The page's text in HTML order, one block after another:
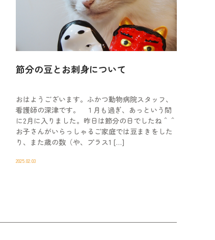
節分の豆とお刺身について
おはようございます。ふかつ動物病院スタッフ、
看護師の深津です。 １月も過ぎ、あっという間
に2月に入りました。昨日は節分の日でしたね＾＾
お子さんがいらっしゃるご家庭では豆まきをした
り、また歳の数（や、プラス1 […]
2025.02.03